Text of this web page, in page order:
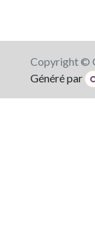
Copyright ©
Généré par